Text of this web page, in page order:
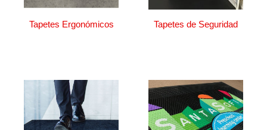
Tapetes Ergonómicos Tapetes de Seguridad